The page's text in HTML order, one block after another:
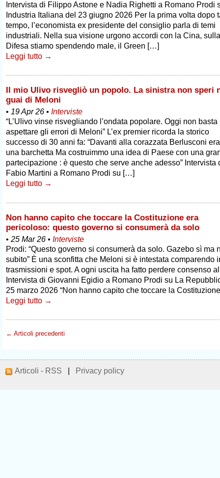
Intervista di Filippo Astone e Nadia Righetti a Romano Prodi
Industria Italiana del 23 giugno 2026 Per la prima volta dopo
tempo, l’economista ex presidente del consiglio parla di temi
industriali. Nella sua visione urgono accordi con la Cina, sulla
Difesa stiamo spendendo male, il Green […]
Leggi tutto →
Il mio Ulivo risvegliò un popolo. La sinistra non speri
guai di Meloni
• 19 Apr 26 • Interviste
“L’Ulivo vinse risvegliando l’ondata popolare. Oggi non basta
aspettare gli errori di Meloni” L’ex premier ricorda la storico
successo di 30 anni fa: “Davanti alla corazzata Berlusconi
una barchetta Ma costruimmo una idea di Paese con una
partecipazione : è questo che serve anche adesso” Intervista
Fabio Martini a Romano Prodi su […]
Leggi tutto →
Non hanno capito che toccare la Costituzione era
pericoloso: questo governo si consumerà da solo
• 25 Mar 26 • Interviste
Prodi: “Questo governo si consumerà da solo. Gazebo sì ma
subito” È una sconfitta che Meloni si è intestata comparendo
trasmissioni e spot. A ogni uscita ha fatto perdere consenso
Intervista di Giovanni Egidio a Romano Prodi su La
25 marzo 2026 “Non hanno capito che toccare la
Leggi tutto →
← Articoli precedenti
Articoli - RSS Privacy policy